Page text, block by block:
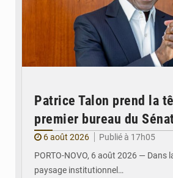
Patrice Talon prend la
premier bureau du
6 août 2026
Publié à 17h05
PORTO-NOVO, 6 août 2026 — Dans
paysage institutionnel…